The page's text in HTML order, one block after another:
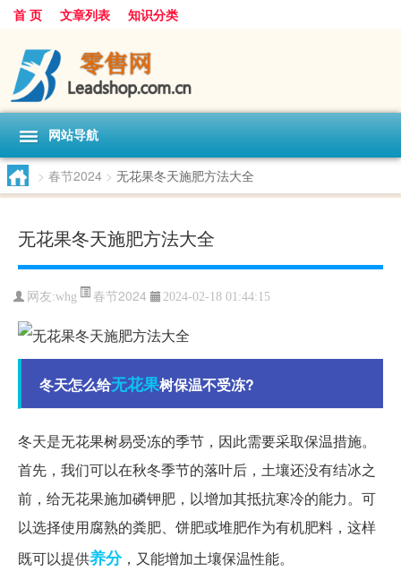
首 页 文章列表 知识分类
网站导航
> 春节2024 > 无花果冬天施肥方法大全
无花果冬天施肥方法大全
网友:whg 春节2024 2024-02-18 01:44:15
冬天怎么给无花果树保温不受冻?
冬天是无花果树易受冻的季节，因此需要采取保温措施。
首先，我们可以在秋冬季节的落叶后，土壤还没有结冰之
前，给无花果施加磷钾肥，以增加其抵抗寒冷的能力。可
以选择使用腐熟的粪肥、饼肥或堆肥作为有机肥料，这样
既可以提供养分，又能增加土壤保温性能。